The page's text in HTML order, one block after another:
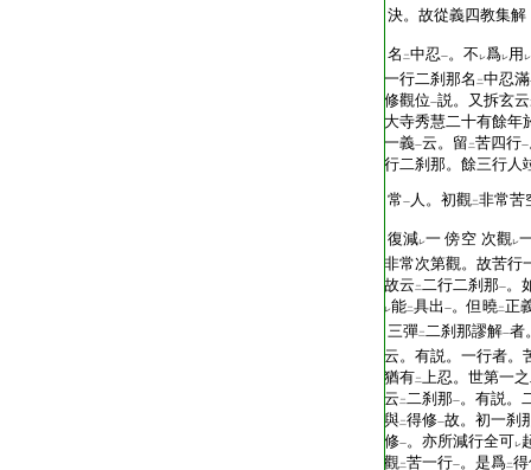
決。故從義四教集解
名 二中忍一。不 レ爲レ用 レ
一行二刹那名 二中忍滿
修觀位一説。又拆玄云
大寺秀慧二十有餘年
一義一云。留 二苦四行一
行二刹那。餘三行人
常一 人。初觀二非常苦
復減レ一 傍空 次觀レ
非常次第觀。故苦行
故云 二二行二刹那一。
レ能二具出 一。但曉二正
三彈二二刹那謬解一者
云。有説。一行者。
猶有二上忍。世第一
云 二二刹那一。有説。
與二得修一故。初一刹
修一。亦所減行全可レ
觀二苦一行一。是爲二